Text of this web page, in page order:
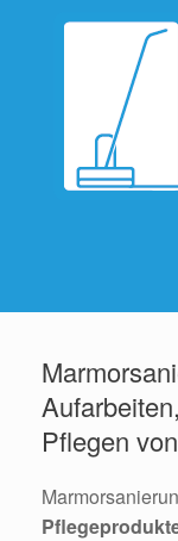
Pflegen